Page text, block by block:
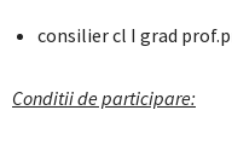
consilier cl I grad
Conditii de participare: